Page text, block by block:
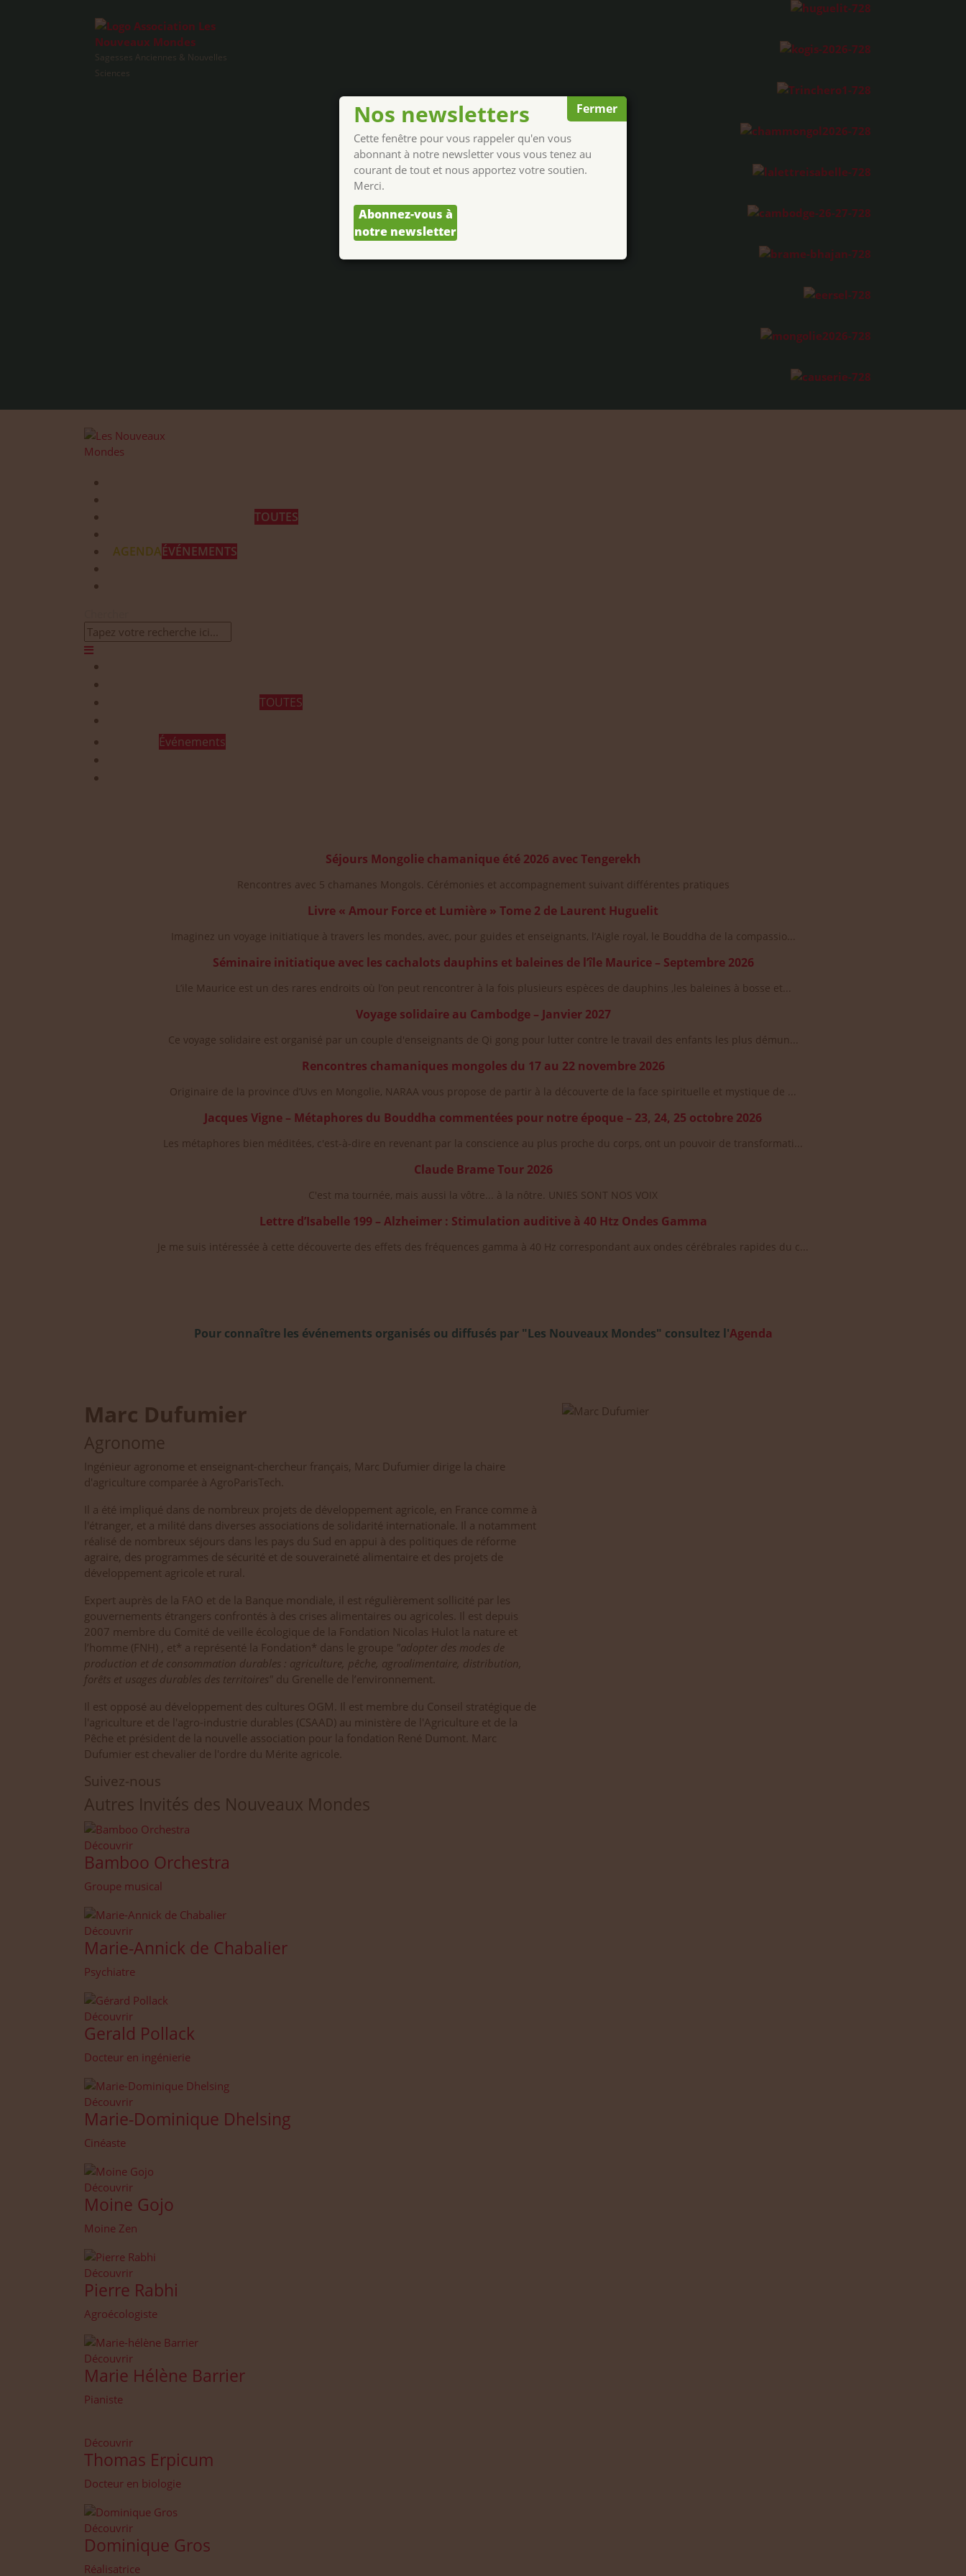
Fermer
Nos newsletters
Cette fenêtre pour vous rappeler qu'en vous
abonnant à notre newsletter vous vous tenez au
courant de tout et nous apportez votre soutien.
Merci.
Abonnez-vous à
notre newsletter
Sagesses Anciennes & Nouvelles
Sciences
TOUTES
AGENDAÉVÉNEMENTS
TOUTES
Événements
Séjours Mongolie chamanique été 2026 avec Tengerekh
Rencontres avec 5 chamanes Mongols. Cérémonies et accompagnement suivant différentes pratiques
Livre « Amour Force et Lumière » Tome 2 de Laurent Huguelit
Imaginez un voyage initiatique à travers les mondes, avec, pour guides et enseignants, l’Aigle royal, le Bouddha de la compassio...
Séminaire initiatique avec les cachalots dauphins et baleines de l’île Maurice – Septembre 2026
L’ile Maurice est un des rares endroits où l’on peut rencontrer à la fois plusieurs espèces de dauphins ,les baleines à bosse et...
Voyage solidaire au Cambodge – Janvier 2027
Ce voyage solidaire est organisé par un couple d'enseignants de Qi gong pour lutter contre le travail des enfants les plus démun...
Rencontres chamaniques mongoles du 17 au 22 novembre 2026
Originaire de la province d’Uvs en Mongolie, NARAA vous propose de partir à la découverte de la face spirituelle et mystique de ...
Jacques Vigne – Métaphores du Bouddha commentées pour notre époque – 23, 24, 25 octobre 2026
Les métaphores bien méditées, c'est-à-dire en revenant par la conscience au plus proche du corps, ont un pouvoir de transformati...
Claude Brame Tour 2026
C'est ma tournée, mais aussi la vôtre... à la nôtre. UNIES SONT NOS VOIX
Lettre d’Isabelle 199 – Alzheimer : Stimulation auditive à 40 Htz Ondes Gamma
Je me suis intéressée à cette découverte des effets des fréquences gamma à 40 Hz correspondant aux ondes cérébrales rapides du c...
Pour connaître les événements organisés ou diffusés par "Les Nouveaux Mondes" consultez l'Agenda
Marc Dufumier
Agronome
Ingénieur agronome et enseignant-chercheur français, Marc Dufumier dirige la chaire
d'agriculture comparée à AgroParisTech.
Il a été impliqué dans de nombreux projets de développement agricole, en France comme à
l'étranger, et a milité dans diverses associations de solidarité internationale. Il a notamment
réalisé de nombreux séjours dans les pays du Sud en appui à des politiques de réforme
agraire, des programmes de sécurité et de souveraineté alimentaire et des projets de
développement agricole et rural.
Expert auprès de la FAO et de la Banque mondiale, il est régulièrement sollicité par les
gouvernements étrangers confrontés à des crises alimentaires ou agricoles. Il est depuis
2007 membre du Comité de veille écologique de la Fondation Nicolas Hulot la nature et
l’homme (FNH) , et* a représenté la Fondation* dans le groupe "adopter des modes de
production et de consommation durables : agriculture, pêche, agroalimentaire, distribution,
forêts et usages durables des territoires" du Grenelle de l’environnement.
Il est opposé au développement des cultures OGM. Il est membre du Conseil stratégique de
l'agriculture et de l'agro-industrie durables (CSAAD) au ministère de l'Agriculture et de la
Pêche et président de la nouvelle association pour la fondation René Dumont. Marc
Dufumier est chevalier de l'ordre du Mérite agricole.
Suivez-nous
Autres Invités des Nouveaux Mondes
Découvrir
Bamboo Orchestra
Groupe musical
Découvrir
Marie-Annick de Chabalier
Psychiatre
Découvrir
Gerald Pollack
Docteur en ingénierie
Découvrir
Marie-Dominique Dhelsing
Cinéaste
Découvrir
Moine Gojo
Moine Zen
Découvrir
Pierre Rabhi
Agroécologiste
Découvrir
Marie Hélène Barrier
Pianiste
Découvrir
Thomas Erpicum
Docteur en biologie
Découvrir
Dominique Gros
Réalisatrice